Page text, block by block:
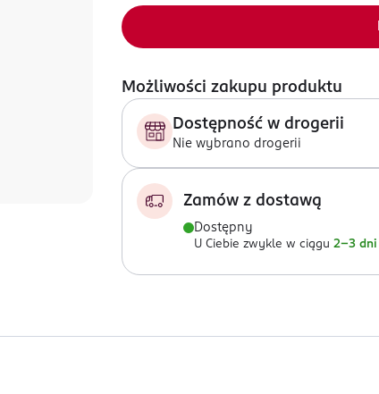
Możliwości zakupu produktu
Dostępność w drogerii
Nie wybrano drogerii
Zamów z dostawą
Dostępny
U Ciebie zwykle w ciągu 2-3 dni